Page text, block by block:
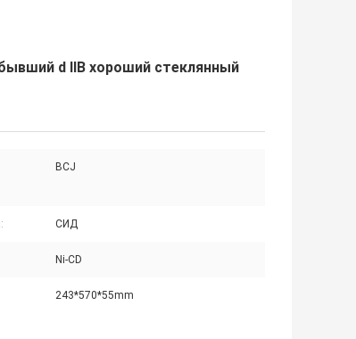
d IIB хороший стеклянный
BCJ
СИД
Ni-CD
243*570*55mm